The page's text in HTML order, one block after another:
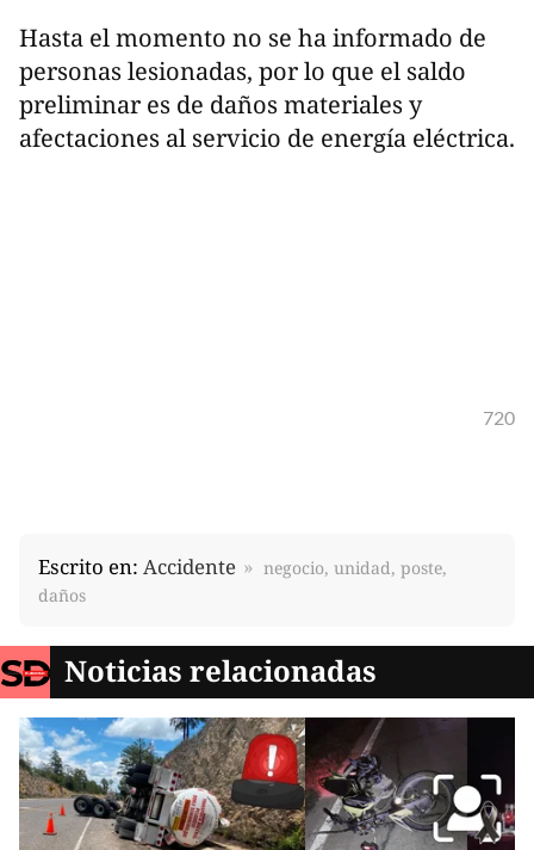
Hasta el momento no se ha informado de
personas lesionadas, por lo que el saldo
preliminar es de daños materiales y
afectaciones al servicio de energía eléctrica.
720
Escrito en: Accidente
negocio, unidad, poste,
daños
Noticias relacionadas